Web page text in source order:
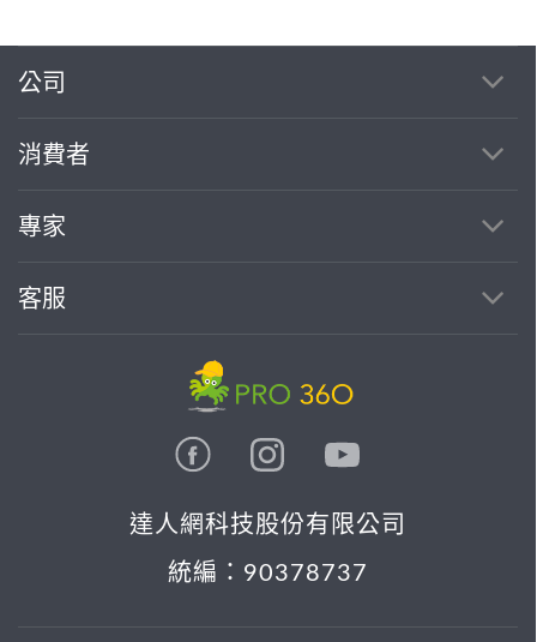
公司
消費者
專家
客服
達人網科技股份有限公司
統編：90378737
繼續完成